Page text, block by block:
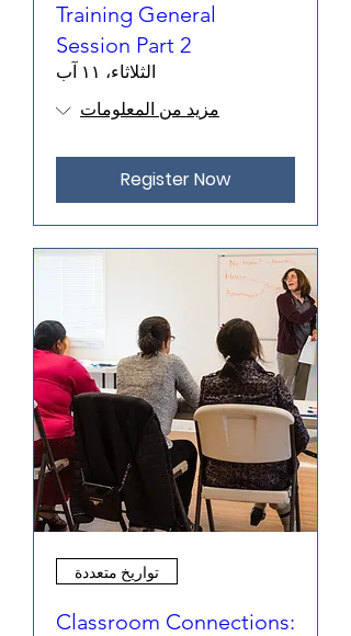
Training General
Session Part 2
الثلاثاء، ١١ آب
مزيد من المعلومات
Register Now
تواريخ متعددة
Classroom Connections: